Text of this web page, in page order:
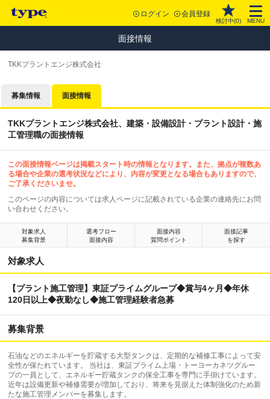
ログイン 会員登録
検討中(0) MENU
面接情報
TKKプラントエンジ株式会社
募集情報 面接情報
TKKプラントエンジ株式会社、建築・設備設計・プラント設計・施
工管理職の面接情報
この面接情報ページは掲載スタート時の情報となります。また、拠点が複数あ
る場合や企業の選考状況などにより、内容が変更となる場合もありますので、
ご了承くださいませ。
このページの内容については求人ページに記載されている企業の連絡先にお問
い合わせください。
対象求人
募集背景
選考フロー
面接内容
面接内容
質問ポイント
面接記事
を探す
対象求人
【プラント施工管理】東証プライムグループ◆賞与4ヶ月◆年休
120日以上◆夜勤なし◆施工管理経験者急募
募集背景
石油などのエネルギーを貯蔵する大型タンクは、定期的な補修工事によって安
全性が保たれています。 当社は、東証プライム上場・トーヨーカネツグルー
プの一員として、エネルギー貯蔵タンクの保全工事を専門に手掛けています。
近年は設備更新や補修需要が増加しており、将来を見据えた体制強化のため新
たな施工管理メンバーを募集します。